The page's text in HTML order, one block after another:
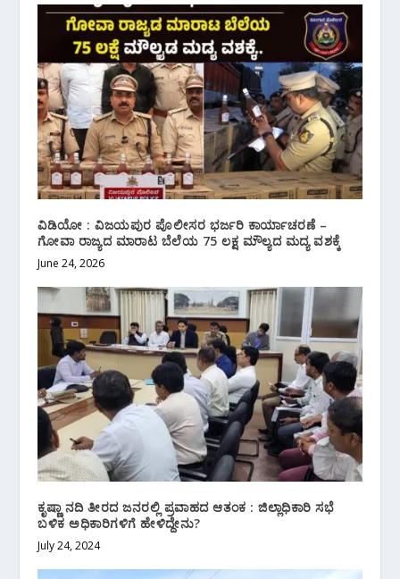
ವಿಡಿಯೋ : ವಿಜಯಪುರ ಪೊಲೀಸರ ಭರ್ಜರಿ ಕಾರ್ಯಾಚರಣೆ –
ಗೋವಾ ರಾಜ್ಯದ ಮಾರಾಟ ಬೆಲೆಯ 75 ಲಕ್ಷ ಮೌಲ್ಯದ ಮದ್ಯ ವಶಕ್ಕೆ
June 24, 2026
ಕೃಷ್ಣಾ ನದಿ ತೀರದ ಜನರಲ್ಲಿ ಪ್ರವಾಹದ ಆತಂಕ : ಜಿಲ್ಲಾಧಿಕಾರಿ ಸಭೆ
ಬಳಿಕ ಅಧಿಕಾರಿಗಳಿಗೆ ಹೇಳಿದ್ದೇನು?
July 24, 2024